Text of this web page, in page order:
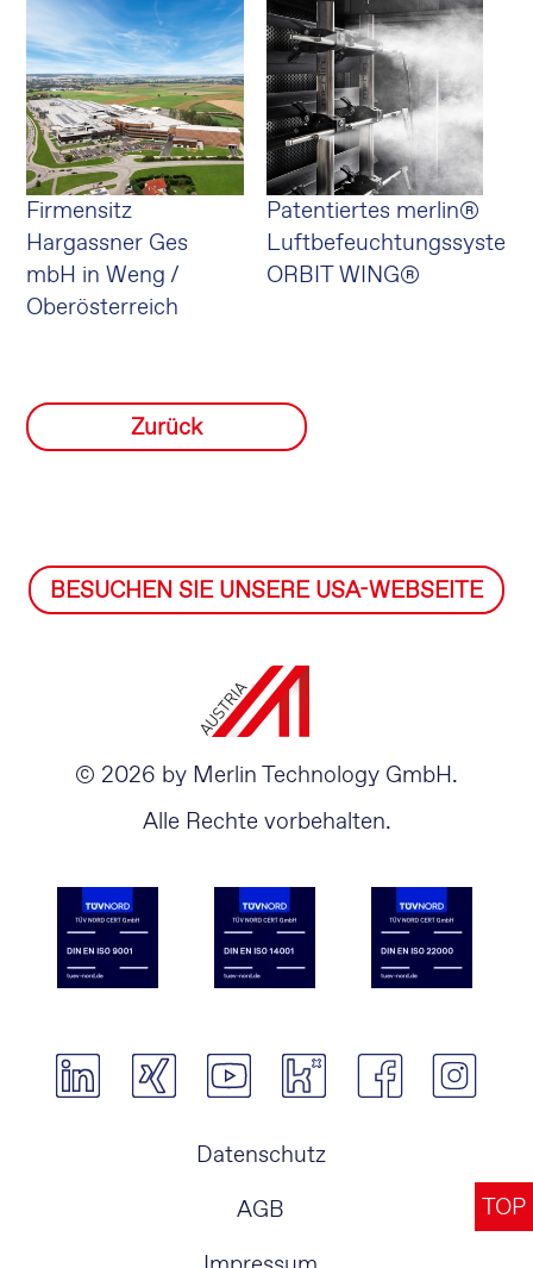
TOP
Firmensitz
Hargassner Ges
mbH in Weng /
Oberösterreich
Patentiertes merlin®
Luftbefeuchtungssystem
ORBIT WING®
Zurück
BESUCHEN SIE UNSERE USA-WEBSEITE
© 2026 by Merlin Technology GmbH.
Alle Rechte vorbehalten.
Navigation
Datenschutz
AGB